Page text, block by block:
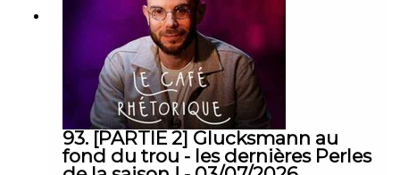
tiktok.com/@clemovitch💬 Discord :
discord.gg/clemovitch-922206054308266014
93. [PARTIE 2] Glucksmann au
fond du trou - les dernières Perles